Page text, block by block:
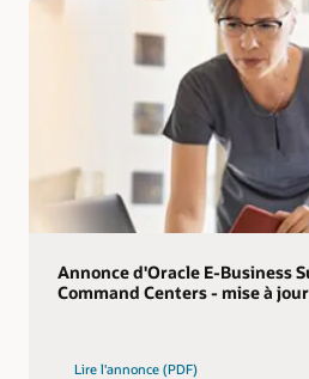
Annonce d'Oracle E-Business
Command Centers - mise à
Lire l'annonce (PDF)